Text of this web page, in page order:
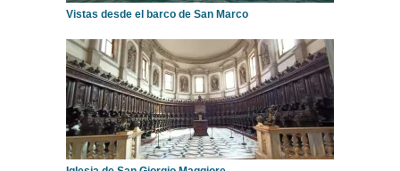
Vistas desde el barco de San Marco